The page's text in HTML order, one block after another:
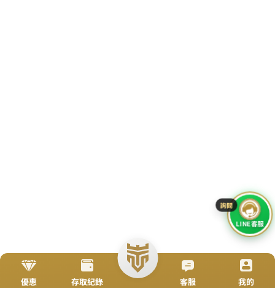
立即來電 加入好友